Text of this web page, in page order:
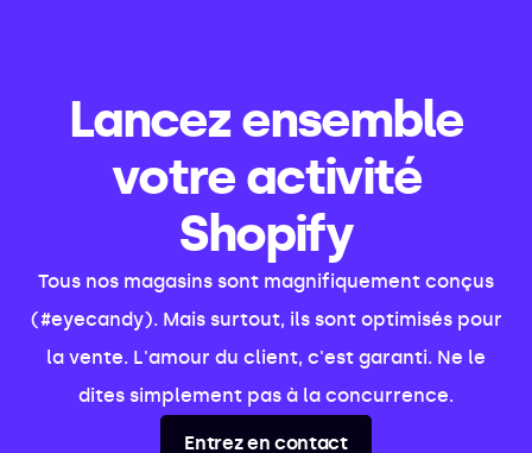
Lancez ensemble
votre activité
Shopify
Tous nos magasins sont magnifiquement conçus
(#eyecandy). Mais surtout, ils sont optimisés pour
la vente. L'amour du client, c'est garanti. Ne le
dites simplement pas à la concurrence.
Entrez en contact